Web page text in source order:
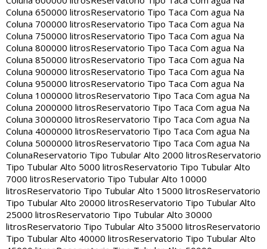
Coluna 650000 litrosReservatorio Tipo Taca Com agua Na
Coluna 700000 litrosReservatorio Tipo Taca Com agua Na
Coluna 750000 litrosReservatorio Tipo Taca Com agua Na
Coluna 800000 litrosReservatorio Tipo Taca Com agua Na
Coluna 850000 litrosReservatorio Tipo Taca Com agua Na
Coluna 900000 litrosReservatorio Tipo Taca Com agua Na
Coluna 950000 litrosReservatorio Tipo Taca Com agua Na
Coluna 1000000 litrosReservatorio Tipo Taca Com agua Na
Coluna 2000000 litrosReservatorio Tipo Taca Com agua Na
Coluna 3000000 litrosReservatorio Tipo Taca Com agua Na
Coluna 4000000 litrosReservatorio Tipo Taca Com agua Na
Coluna 5000000 litrosReservatorio Tipo Taca Com agua Na
ColunaReservatorio Tipo Tubular Alto 2000 litrosReservatorio
Tipo Tubular Alto 5000 litrosReservatorio Tipo Tubular Alto
7000 litrosReservatorio Tipo Tubular Alto 10000
litrosReservatorio Tipo Tubular Alto 15000 litrosReservatorio
Tipo Tubular Alto 20000 litrosReservatorio Tipo Tubular Alto
25000 litrosReservatorio Tipo Tubular Alto 30000
litrosReservatorio Tipo Tubular Alto 35000 litrosReservatorio
Tipo Tubular Alto 40000 litrosReservatorio Tipo Tubular Alto